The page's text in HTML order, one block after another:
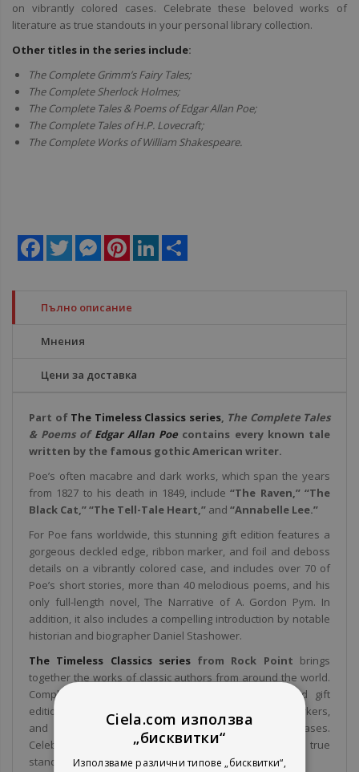
on vibrantly colored cases. Celebrate these beloved works of
literature as true standouts in your personal library collection.
Other titles in the series include:
The Complete Grimm’s Fairy Tales;
The Complete Sherlock Holmes;
The Complete Tales & Poems of Edgar Allan Poe;
The Complete Tales of H.P. Lovecraft;
The Complete Works of William Shakespeare.
Facebook
Twitter MessengerPinterestLinkedIn
Пълно описание
Мнения
Цени за доставка
Part of The Timeless Classics series, The Complete Tales
& Poems of Edgar Allan Poe contains every known tale
written by the famous gothic American writer.
Poe’s often macabre and dark works, which span the years
from 1827 to his death in 1849, include“The Raven,” “The
Black Cat,” “The Tell-Tale Heart,” and “Annabelle Lee.”
For Poe fans worldwide, this stunning gift edition features a
gorgeous deckled edge, ribbon marker, and foil and deboss
details on a vibrantly colored case, and includes over 70 of
Poe’s short stories, more than 40 melodious poems, and his
only full-length novel, The Narrative of A. Gordon Pym. In
addition, it also includes a compelling introduction by notable
historian and biographer Daniel Stashower.
The Timeless Classics seriesfrom Rock Point brings
together the works of classic authors from around the world.
Complete and unabridged, these elegantly designed gift
editions feature luxe, patterned endpapers, ribbon markers,
and foil and deboss details on vibrantly colored cases.
Celebrate these beloved works of literature as true
standouts in your personal library collection.
Ciela.com използва
„бисквитки“
Използваме различни типове „бисквитки“,